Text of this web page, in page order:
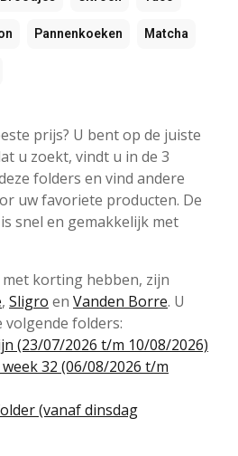
Pannenkoeken Matcha
prijs? U bent op de juiste
u zoekt, vindt u in de 3
folders en vind andere
uw favoriete producten. De
snel en gemakkelijk met
met korting hebben, zijn
, Sligro en Vanden Borre. U
folders:
(23/07/2026 t/m 10/08/2026)
32 (06/08/2026 t/m
(vanaf dinsdag